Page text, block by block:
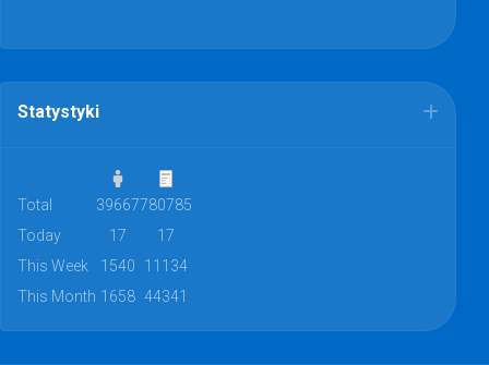
Statystyki
Total 39667780785
Today
17
17
This Week
1540
11134
This Month 1658 44341